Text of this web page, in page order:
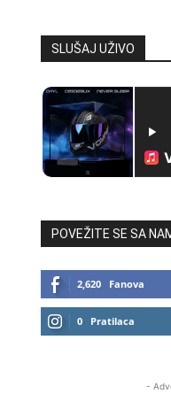
SLUŠAJ UŽIVO
POVEŽITE SE SA
2,620 Fanova
0 Pratilaca
-